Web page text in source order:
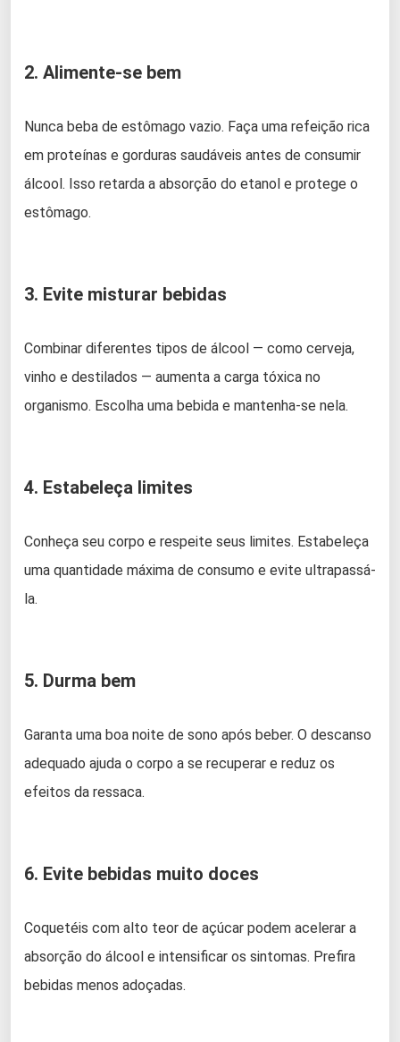
2. Alimente-se bem
Nunca beba de estômago vazio. Faça uma refeição rica
em proteínas e gorduras saudáveis antes de consumir
álcool. Isso retarda a absorção do etanol e protege o
estômago.
3. Evite misturar bebidas
Combinar diferentes tipos de álcool — como cerveja,
vinho e destilados — aumenta a carga tóxica no
organismo. Escolha uma bebida e mantenha-se nela.
4. Estabeleça limites
Conheça seu corpo e respeite seus limites. Estabeleça
uma quantidade máxima de consumo e evite ultrapassá-
la.
5. Durma bem
Garanta uma boa noite de sono após beber. O descanso
adequado ajuda o corpo a se recuperar e reduz os
efeitos da ressaca.
6. Evite bebidas muito doces
Coquetéis com alto teor de açúcar podem acelerar a
absorção do álcool e intensificar os sintomas. Prefira
bebidas menos adoçadas.